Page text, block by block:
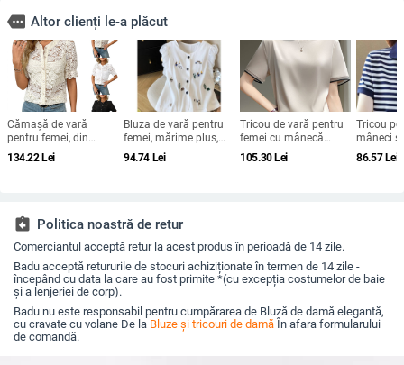
more Altor clienți le-a plăcut
Cămașă de vară
pentru femei, din
dantelă, mâneci
scurte, nasturi,
poliester
134.22Lei
Bluza de vară pentru
femei, mărime plus,
din in și bumbac, cu
mâneci bufante și
94.74 Lei
Tricou de vară pentru
femei cu mânecă
scurtă, din mătase, cu
guler rotund și
105.30Lei
Tricou
mâneci
2023,
model în
86.57Lei
assignment_return Politica noastră de retur
Comerciantul acceptă retur la acest produs în perioadă de 14 zile.
Badu acceptă retururile de stocuri achiziționate în termen de 14 zile -
începând cu data la care au fost primite *(cu excepția costumelor de baie
și a lenjeriei de corp).
Badu nu este responsabil pentru cumpărarea de Bluză de damă elegantă,
cu cravate cu volane De la Bluze și tricouri de damă În afara formularului
de comandă.